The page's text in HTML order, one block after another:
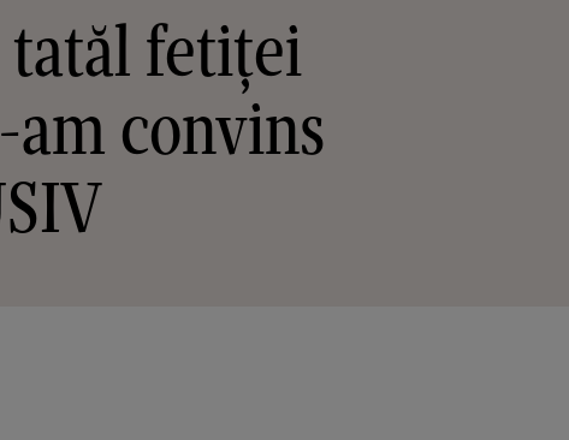
tatăl fetiței
am convins